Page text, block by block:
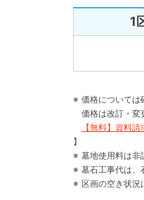
1
価格については
価格は改訂・変
【無料】資料請
】
墓地使用料は非
墓石工事代は、
区画の空き状況